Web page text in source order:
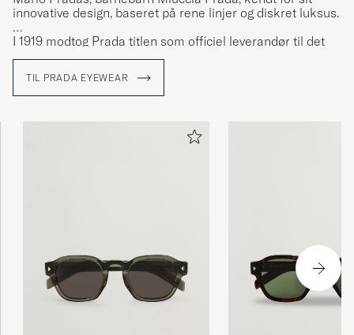
innovative design, baseret på rene linjer og diskret luksus.
I 1919 modtog Prada titlen som officiel leverandør til det
italienske hof. Denne anerkendelse, der gjorde det muligt
som knudedesignet i varemærkelogoet, hjalp med at gøre
varemærket til et pejlemærke for italiensk luksus.
TIL PRADA EYEWEAR